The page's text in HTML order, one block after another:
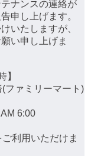
ナンスの連絡が
申し上げます。
いたしますが、
い申し上げま
】
ファミリーマート)
6:00
利用いただけま